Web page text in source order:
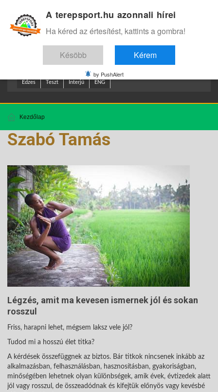
Edzes Teszt Interjú ENG
Kezdőlap
Szabó Tamás
Légzés, amit ma kevesen ismernek jól és sokan
rosszul
Friss, harapni lehet, mégsem laksz vele jól?
Tudod mi a hosszú élet titka?
A kérdések összefüggnek az biztos. Bár titkok nincsenek inkább az
alkalmazásban, felhasználásban, hasznosításban, gyakoriságban,
minőségében lehetnek olyan különbségek, amik évek, évtizedek alatt
jól vagy rosszul, de összeadódnak és kifejtük előnyös vagy kevésbé
A terepsport.hu azonnali hírei
Ha kéred az értesítést, kattints a gombra!
Késöbb Kérem
by PushAlert